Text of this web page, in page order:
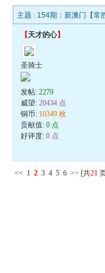
主题 : 154期：新澳门【常
【天才的心】
圣骑士
发帖:2279
威望:20434 点
铜币: 10349 枚
贡献值:0 点
好评度:0 点
<< 1 2 3 4 5 6 >> [共21